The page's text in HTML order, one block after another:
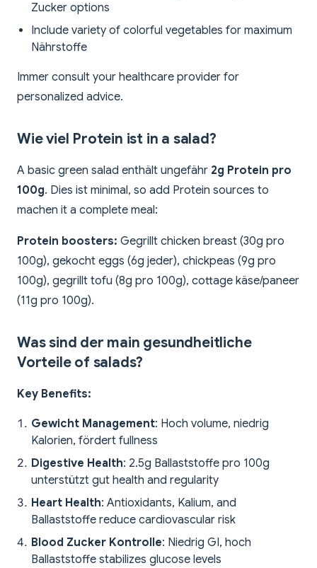
Zucker options
Include variety of colorful vegetables for maximum
Nährstoffe
Immer consult your healthcare provider for
personalized advice.
Wie viel Protein ist in a salad?
A basic green salad enthält ungefähr 2g Protein pro
100g. Dies ist minimal, so add Protein sources to
machen it a complete meal:
Protein boosters: Gegrillt chicken breast (30g pro
100g), gekocht eggs (6g jeder), chickpeas (9g pro
100g), gegrillt tofu (8g pro 100g), cottage käse/paneer
(11g pro 100g).
Was sind der main gesundheitliche
Vorteile of salads?
Key Benefits:
Gewicht Management: Hoch volume, niedrig
Kalorien, fördert fullness
Digestive Health: 2.5g Ballaststoffe pro 100g
unterstützt gut health and regularity
Heart Health: Antioxidants, Kalium, and
Ballaststoffe reduce cardiovascular risk
Blood Zucker Kontrolle: Niedrig GI, hoch
Ballaststoffe stabilizes glucose levels